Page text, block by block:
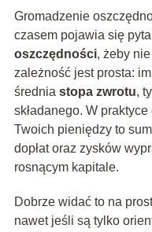
Gromadzenie
czasem pojawia się
oszczędności, żeby
zależność jest prosta:
średnia stopa zwrotu,
składanego. W
Twoich pieniędzy to
dopłat oraz zysków
rosnącym kapitale.
Dobrze widać to na
nawet jeśli są tylko